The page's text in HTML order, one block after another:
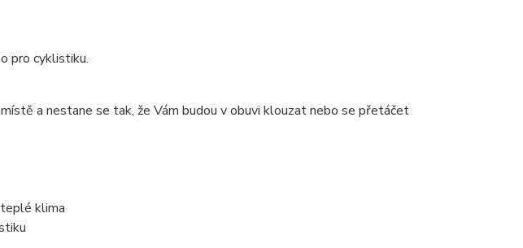
pro cyklistiku.
a nestane se tak, že Vám budou v obuvi klouzat nebo se přetáčet
klima